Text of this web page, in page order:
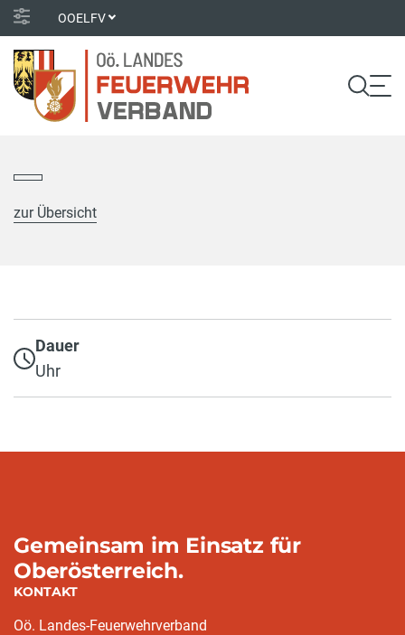
OOELFV
zur Übersicht
Dauer
Uhr
Gemeinsam im Einsatz für
Oberösterreich.
KONTAKT
Oö. Landes-Feuerwehrverband